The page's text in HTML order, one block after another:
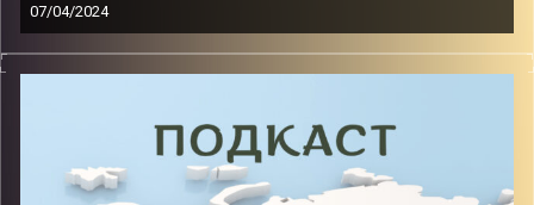
07/04/2024
Московский стиль жизни, горячая восточная кровь,
английский диплом! Все это про нее – студентку
компьютерных наук, которая знает, как на самом
деле учиться любители чая в 5 вечера!